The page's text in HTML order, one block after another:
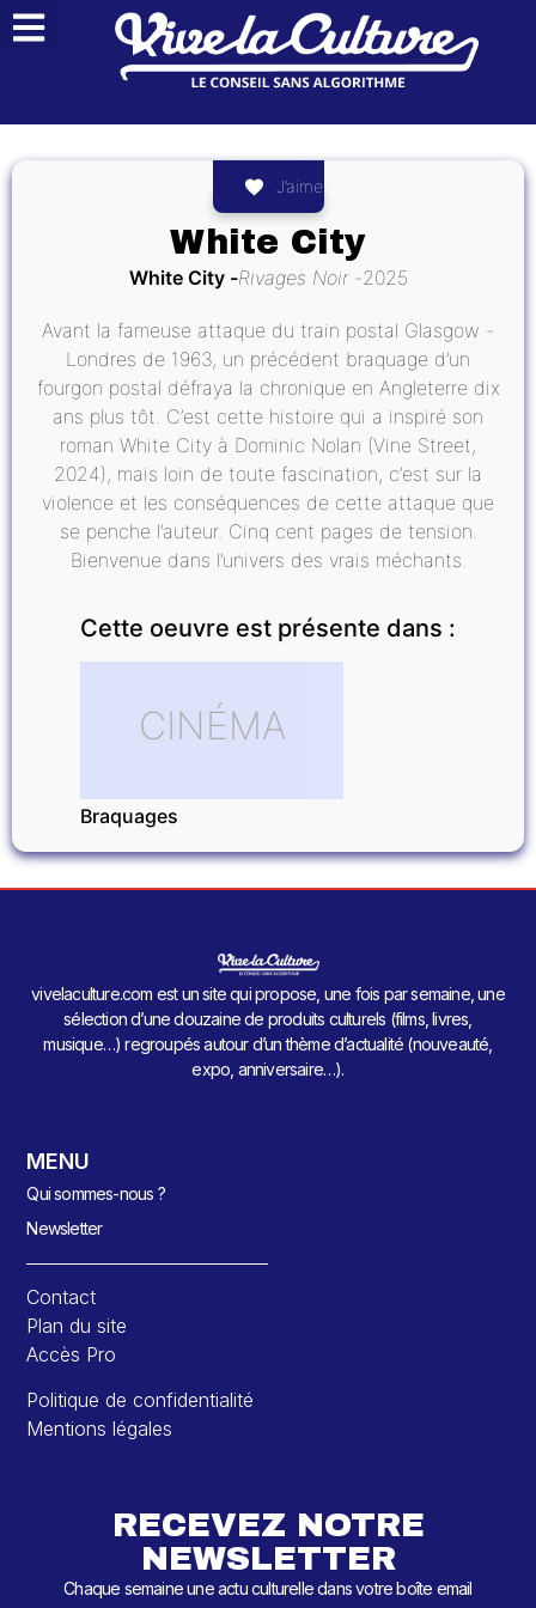
J’aime
White City
White City Rivages Noir 2025
Avant la fameuse attaque du train postal Glasgow -
Londres de 1963, un précédent braquage d’un
fourgon postal défraya la chronique en Angleterre dix
ans plus tôt. C’est cette histoire qui a inspiré son
roman White City à Dominic Nolan (Vine Street,
2024), mais loin de toute fascination, c’est sur la
violence et les conséquences de cette attaque que
se penche l’auteur. Cinq cent pages de tension.
Bienvenue dans l’univers des vrais méchants.
Cette oeuvre est présente dans :
CINÉMA
Braquages
vivelaculture.com est un site qui propose, une fois par semaine, une
sélection d’une douzaine de produits culturels (films, livres,
musique…) regroupés autour d’un thème d’actualité (nouveauté,
expo, anniversaire…).
MENU
Qui sommes-nous ?
Newsletter
Contact
Plan du site
Accès Pro
Politique de confidentialité
Mentions légales
RECEVEZ NOTRE
NEWSLETTER
Chaque semaine une actu culturelle dans votre boîte email